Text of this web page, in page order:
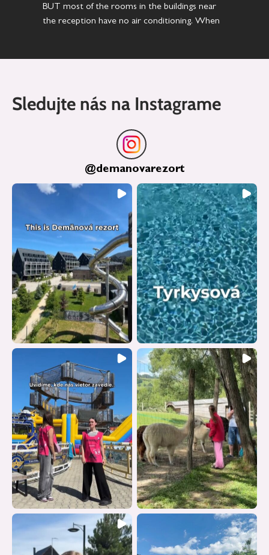
BUT most of the rooms in the buildings near
the reception have no air conditioning. When
Sledujte nás na Instagrame
@demanovarezort